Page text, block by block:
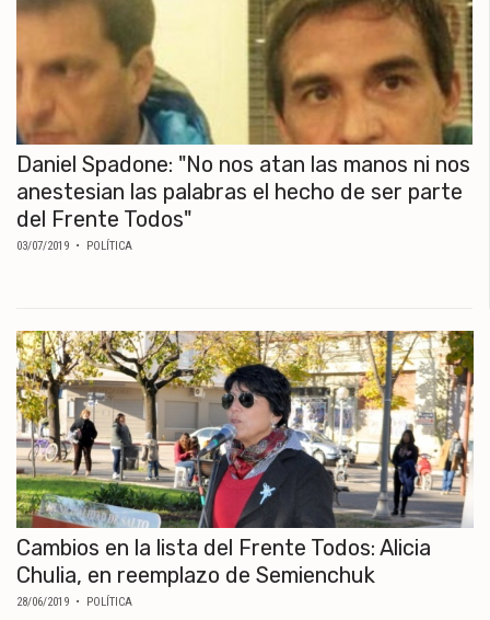
Daniel Spadone: "No nos atan las manos ni nos
anestesian las palabras el hecho de ser parte
del Frente Todos"
03/07/2019 • POLÍTICA
Cambios en la lista del Frente Todos: Alicia
Chulia, en reemplazo de Semienchuk
28/06/2019 • POLÍTICA